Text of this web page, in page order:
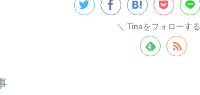
Tinaをフォローする